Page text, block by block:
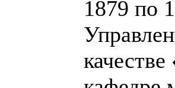
1879 по